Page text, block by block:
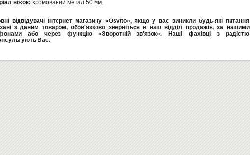
ніжок: хромований метал 50 мм.
відвідувачі інтернет магазину «Osvito», якщо у вас виникли будь-які питання
з даним товаром, обов'язково зверніться в наш відділ продажів, за нашими
або через функцію «Зворотній зв'язок». Наші фахівці з радістю
Вас.